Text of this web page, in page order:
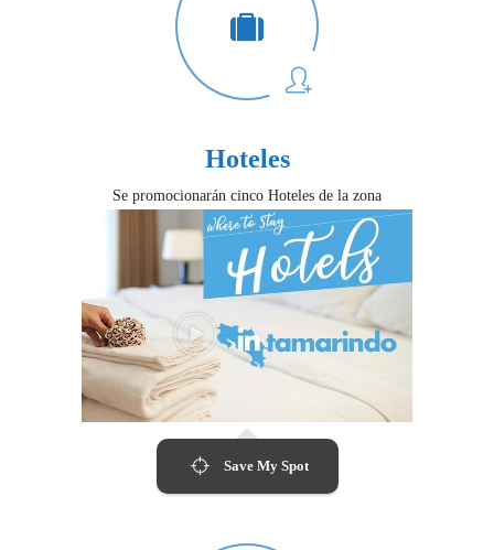
Hoteles
Se promocionarán cinco Hoteles de la zona
Save My Spot